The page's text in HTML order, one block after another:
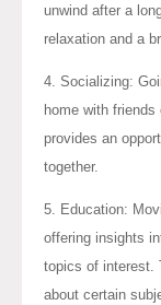
unwind after a
relaxation and a
4. Socializing:
home with
provides an
together.
5. Education:
offering insights
topics of interest.
about certain